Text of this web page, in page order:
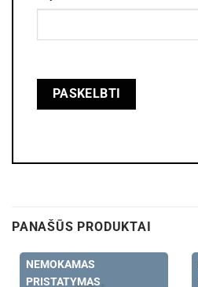
PANAŠŪS PRODUKTAI
NEMOKAMAS
PRISTATYMAS